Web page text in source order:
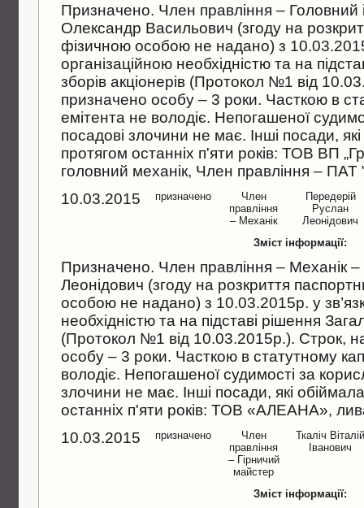
Призначено. Член правлiння –
Олександр Васильович (згоду на
фiзичною особою не надано) з
органiзацiйною необхiднiстю та на
зборiв акцiонерiв (Протокол №1 вiд
призначено особу – 3 роки. Часткою в
емiтента не володiє. Непогашеної
посадовi злочини не має. Iншi посади,
протягом останнiх п'яти рокiв: ТОВ ВП
головний механiк, Член правлiння – ПАТ
10.03.2015
призначено
Член
правлiння
– Механiк
Передерiй
Руслан
Леонiдович
Зміст інформації:
Призначено. Член правлiння – Механiк
Леонiдович (згоду на розкриття
особою не надано) з 10.03.2015р. у
необхiднiстю та на пiдставi рiшення
(Протокол №1 вiд 10.03.2015р.). Строк,
особу – 3 роки. Часткою в статутному
володiє. Непогашеної судимостi за
злочини не має. Iншi посади, якi
останнiх п'яти рокiв: ТОВ «АЛЕАНА»,
10.03.2015
призначено
Член
правлiння
– Гiрничий
майстер
Ткалiч
Iванович
Зміст інформації: